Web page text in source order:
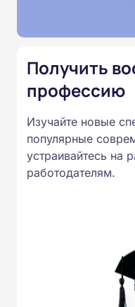
Подготовка
России от
Получить
профессию
Изучайте новые
популярные
устраивайтесь на
работодателям.